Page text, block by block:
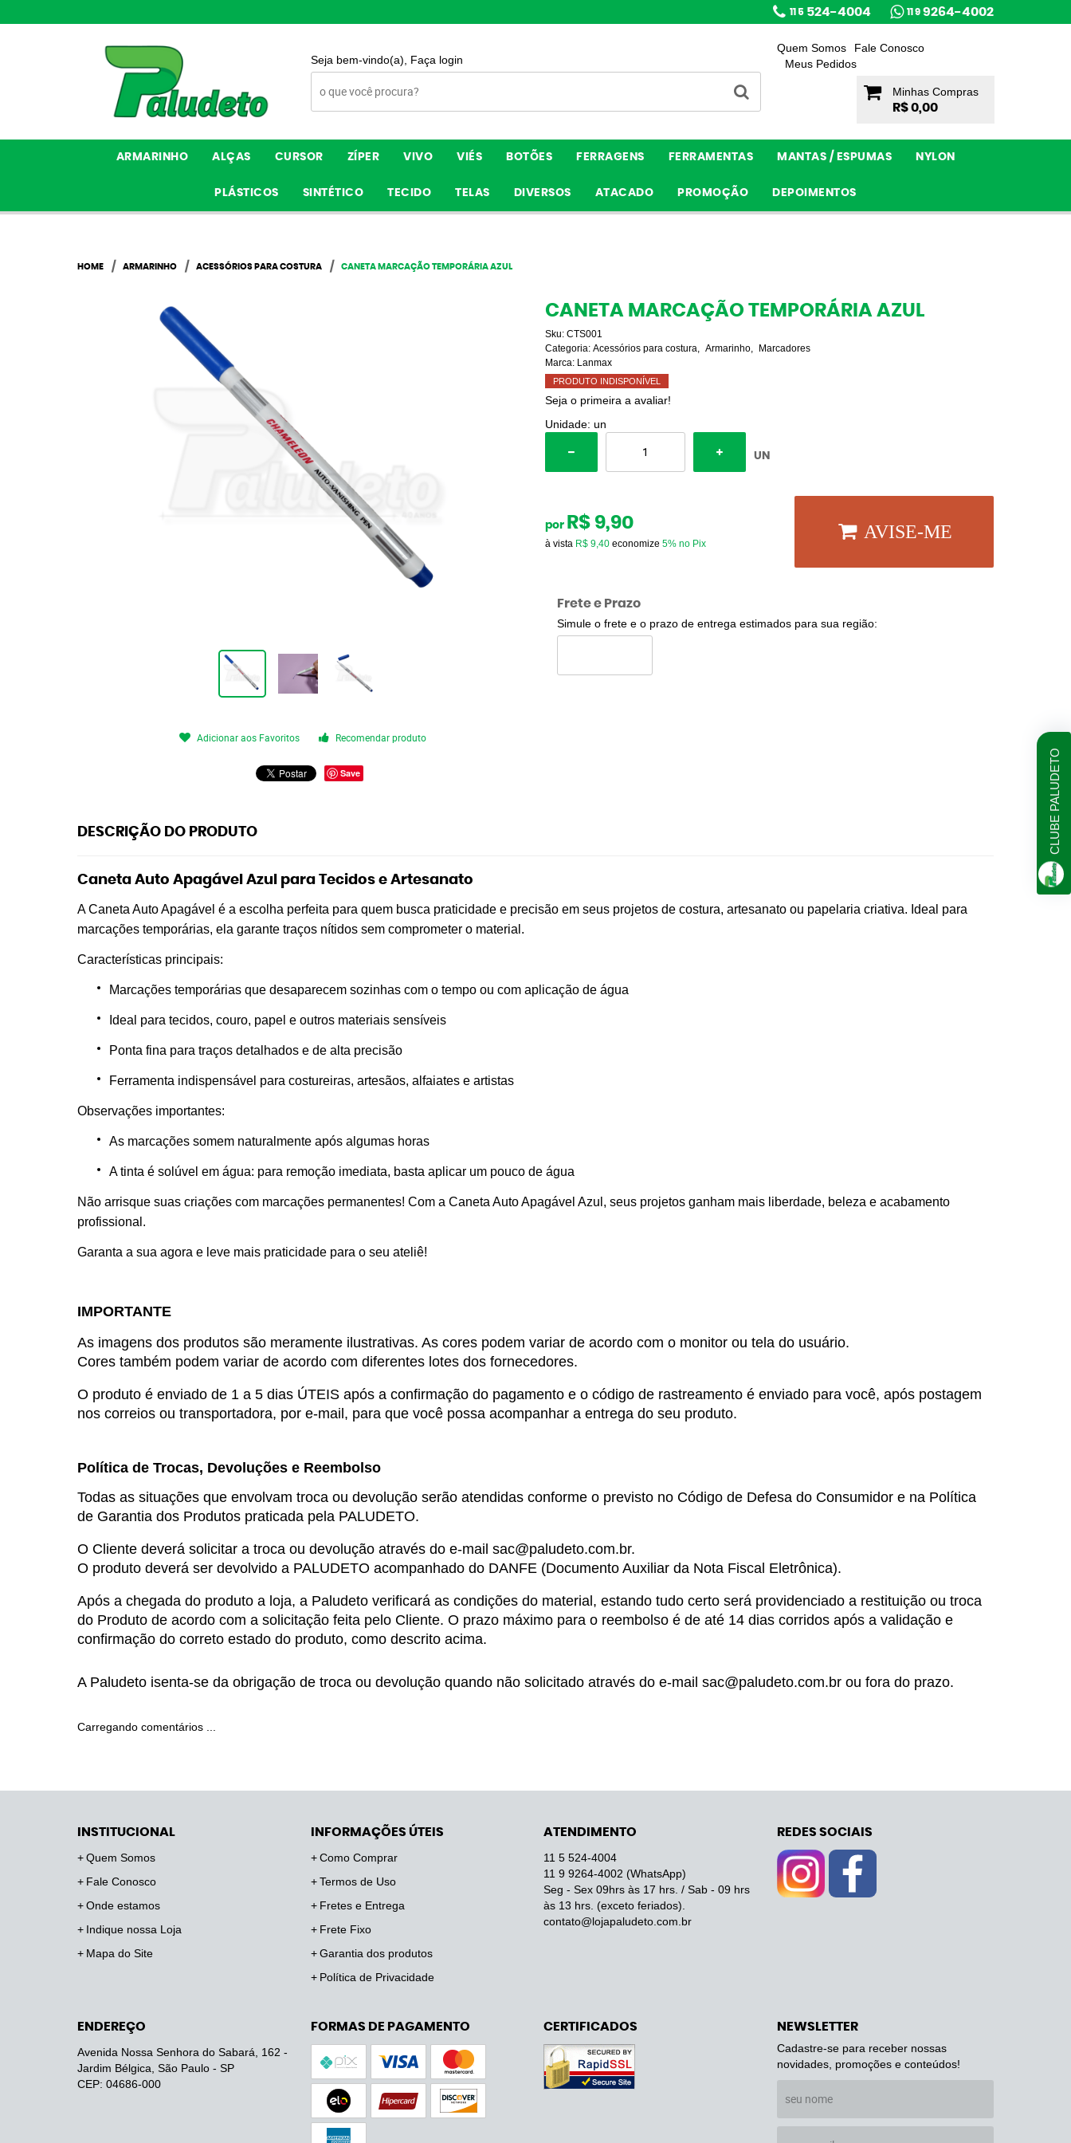
11 5 524-4004 11 9 9264-4002
Seja bem-vindo(a), Faça login
Quem Somos
Fale Conosco
Meus Pedidos
Minhas Compras
R$ 0,00
ARMARINHO ALÇAS CURSOR ZÍPER VIVO VIÉS BOTÕES FERRAGENS FERRAMENTAS MANTAS / ESPUMAS NYLON
PLÁSTICOS SINTÉTICO TECIDO TELAS DIVERSOS ATACADO PROMOÇÃO DEPOIMENTOS
HOME ARMARINHO ACESSÓRIOS PARA COSTURA CANETA MARCAÇÃO TEMPORÁRIA AZUL
Adicionar aos Favoritos Recomendar produto
Save
CANETA MARCAÇÃO TEMPORÁRIA AZUL
Sku: CTS001
Categoria: Acessórios para costura Armarinho
Marcadores
Marca: Lanmax
PRODUTO INDISPONÍVEL
Seja o primeira a avaliar!
Unidade: un
UN
por R$ 9,90
à vista R$ 9,40economize 5% no Pix
AVISE-ME
Frete e Prazo
Simule o frete e o prazo de entrega estimados para sua região:
DESCRIÇÃO DO PRODUTO
Caneta Auto Apagável Azul para Tecidos e Artesanato
A Caneta Auto Apagável é a escolha perfeita para quem busca praticidade e precisão em seus projetos de costura, artesanato ou papelaria criativa. Ideal para
marcações temporárias, ela garante traços nítidos sem comprometer o material.
Características principais:
Marcações temporárias que desaparecem sozinhas com o tempo ou com aplicação de água
Ideal para tecidos, couro, papel e outros materiais sensíveis
Ponta fina para traços detalhados e de alta precisão
Ferramenta indispensável para costureiras, artesãos, alfaiates e artistas
Observações importantes:
As marcações somem naturalmente após algumas horas
A tinta é solúvel em água: para remoção imediata, basta aplicar um pouco de água
Não arrisque suas criações com marcações permanentes! Com a Caneta Auto Apagável Azul, seus projetos ganham mais liberdade, beleza e acabamento
profissional.
Garanta a sua agora e leve mais praticidade para o seu ateliê!
IMPORTANTE
As imagens dos produtos são meramente ilustrativas. As cores podem variar de acordo com o monitor ou tela do usuário.
Cores também podem variar de acordo com diferentes lotes dos fornecedores.
O produto é enviado de 1 a 5 dias ÚTEIS após a confirmação do pagamento e o código de rastreamento é enviado para você, após postagem
nos correios ou transportadora, por e-mail, para que você possa acompanhar a entrega do seu produto.
Política de Trocas, Devoluções e Reembolso
Todas as situações que envolvam troca ou devolução serão atendidas conforme o previsto no Código de Defesa do Consumidor e na Política
de Garantia dos Produtos praticada pela PALUDETO.
O Cliente deverá solicitar a troca ou devolução através do e-mail sac@paludeto.com.br.
O produto deverá ser devolvido a PALUDETO acompanhado do DANFE (Documento Auxiliar da Nota Fiscal Eletrônica).
Após a chegada do produto a loja, a Paludeto verificará as condições do material, estando tudo certo será providenciado a restituição ou troca
do Produto de acordo com a solicitação feita pelo Cliente. O prazo máximo para o reembolso é de até 14 dias corridos após a validação e
confirmação do correto estado do produto, como descrito acima.
A Paludeto isenta-se da obrigação de troca ou devolução quando não solicitado através do e-mail sac@paludeto.com.br ou fora do prazo.
Carregando comentários ...
INSTITUCIONAL
Quem Somos
Fale Conosco
Onde estamos
Indique nossa Loja
Mapa do Site
INFORMAÇÕES ÚTEIS
Como Comprar
Termos de Uso
Fretes e Entrega
Frete Fixo
Garantia dos produtos
Política de Privacidade
ATENDIMENTO
11 5 524-4004
11 9 9264-4002 (WhatsApp)
Seg - Sex 09hrs às 17 hrs. / Sab - 09 hrs
às 13 hrs. (exceto feriados).
contato@lojapaludeto.com.br
REDES SOCIAIS
ENDEREÇO
Avenida Nossa Senhora do Sabará, 162 -
Jardim Bélgica, São Paulo - SP
CEP: 04686-000
FORMAS DE PAGAMENTO CERTIFICADOS
NEWSLETTER
Cadastre-se para receber nossas
novidades, promoções e conteúdos!
CLUBE PALUDETO